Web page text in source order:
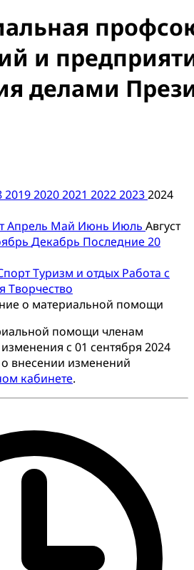
и
делами
201920202021 202220232024
Апрель Май Июнь Июль Август
Декабрь Последние 20
Туризм и отдых Работа с
Творчество
о материальной помощи
помощи членам
с 01 сентября 2024
внесении изменений
кабинете.